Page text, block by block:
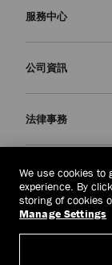
常見問題解答
申請退貨
送貨
服務中心
定制服務
保修服務
公司資訊
我們的歷史
我們的影響與責任
我們的影響
匠心工藝
法律事務
條款與條件
被遺忘權
主體存取請求表
馬來西亞(RM)
We use cookies to
experience. By
storing of cookies
Manage Settings